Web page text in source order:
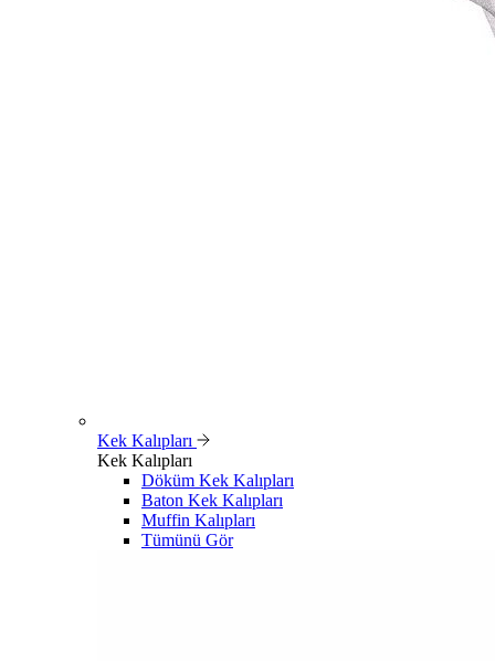
Kek Kalıpları
Kek Kalıpları
Döküm Kek Kalıpları
Baton Kek Kalıpları
Muffin Kalıpları
Tümünü Gör